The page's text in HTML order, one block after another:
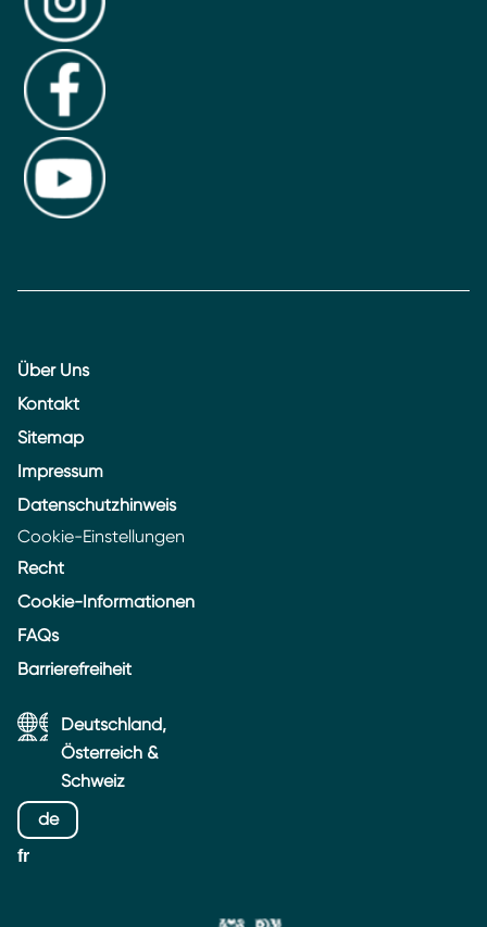
Über Uns
Kontakt
Sitemap
Impressum
Datenschutzhinweis
Cookie-Einstellungen
Recht
Cookie-Informationen
FAQs
Barrierefreiheit
Deutschland,
Österreich &
Schweiz
de
fr